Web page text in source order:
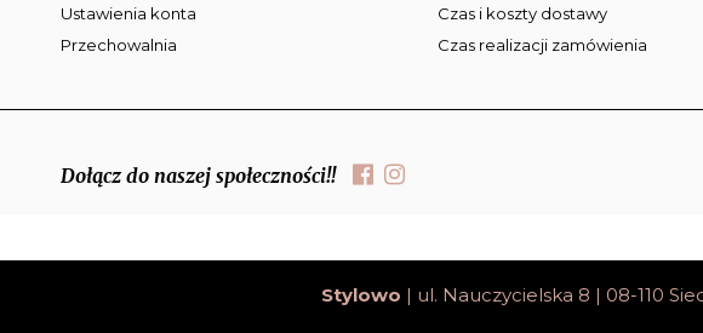
Ustawienia konta
Przechowalnia
Czas i koszty dostawy
Czas realizacji zamówienia
Dołącz do naszej społeczności!!
Stylowo | ul. Nauczycielska 8 | 08-110